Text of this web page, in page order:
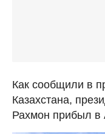
Как сообщили в
Казахстана,
Рахмон прибыл в